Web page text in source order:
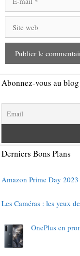
mail
web
Abonnez-vous au blog
Derniers Bons Plans
Amazon Prime Day 2023
Les Caméras : les yeux
OnePlus en